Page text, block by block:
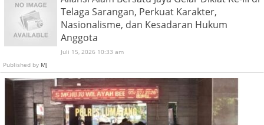
Telaga Sarangan, Perkuat Karakter,
Nasionalisme, dan Kesadaran Hukum
Anggota
Juli 15, 2026 10:33 am
Published by MJ